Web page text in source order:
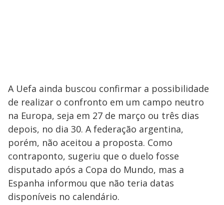
A Uefa ainda buscou confirmar a possibilidade
de realizar o confronto em um campo neutro
na Europa, seja em 27 de março ou três dias
depois, no dia 30. A federação argentina,
porém, não aceitou a proposta. Como
contraponto, sugeriu que o duelo fosse
disputado após a Copa do Mundo, mas a
Espanha informou que não teria datas
disponíveis no calendário.